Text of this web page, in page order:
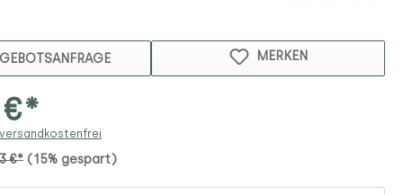
MERKEN
€* (15% gespart)